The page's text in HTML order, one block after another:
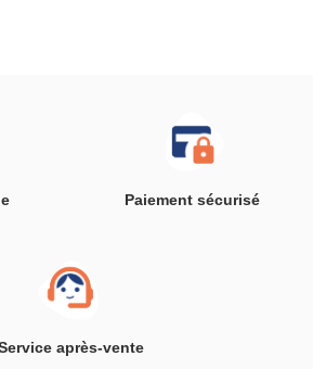
Paiement sécurisé
après-vente